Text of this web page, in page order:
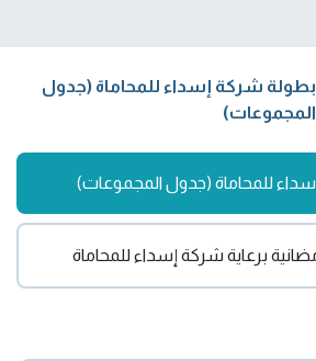
بطولة شركة إسداء للمحاماة (جدول
المجموعات)
للمحاماة (جدول المجموعات)
برعاية شركة إسداء للمحاماة